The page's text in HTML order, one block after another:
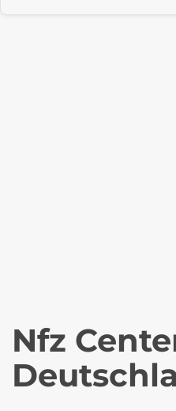
Nfz